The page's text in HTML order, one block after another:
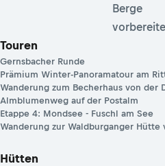
Berge
Touren
Gernsbacher Runde
Prämium Winter-Panoramatour am
Wanderung zum Becherhaus von der
Almblumenweg auf der Postalm
Etappe 4: Mondsee - Fuschl am See
Wanderung zur Waldburganger Hütte
Hütten